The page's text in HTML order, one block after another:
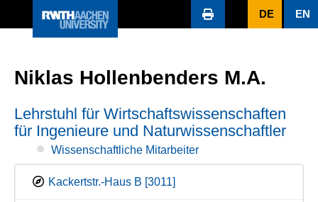
DE EN
Niklas Hollenbenders M.A.
Lehrstuhl für Wirtschaftswissenschaften
für Ingenieure und Naturwissenschaftler
Wissenschaftliche Mitarbeiter
Kackertstr.-Haus B [3011]